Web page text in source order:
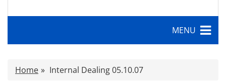
MENU
Caratteristiche
Home Internal Dealing 05.10.07